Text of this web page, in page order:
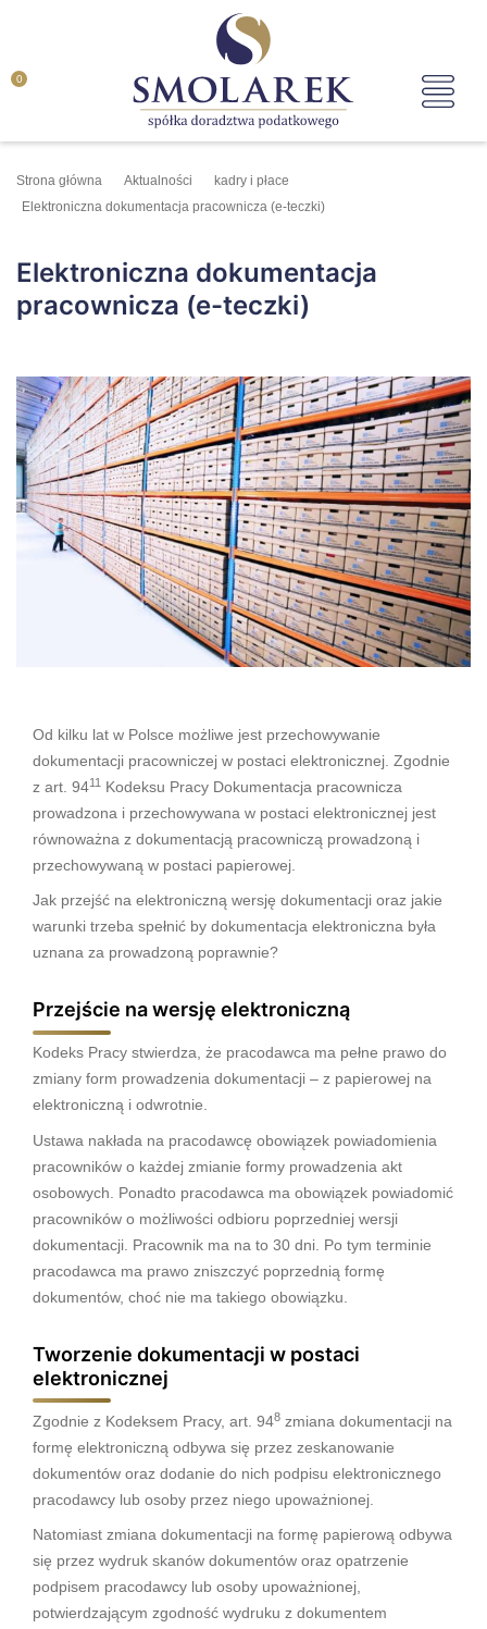
0
Strona główna Aktualności
kadry i płace
Elektroniczna dokumentacja pracownicza (e-teczki)
Elektroniczna dokumentacja
pracownicza (e-teczki)
Od kilku lat w Polsce możliwe jest przechowywanie
dokumentacji pracowniczej w postaci elektronicznej. Zgodnie
z art. 9411 Kodeksu Pracy Dokumentacja pracownicza
prowadzona i przechowywana w postaci elektronicznej jest
równoważna z dokumentacją pracowniczą prowadzoną i
przechowywaną w postaci papierowej.
Jak przejść na elektroniczną wersję dokumentacji oraz jakie
warunki trzeba spełnić by dokumentacja elektroniczna była
uznana za prowadzoną poprawnie?
Przejście na wersję elektroniczną
Kodeks Pracy stwierdza, że pracodawca ma pełne prawo do
zmiany form prowadzenia dokumentacji – z papierowej na
elektroniczną i odwrotnie.
Ustawa nakłada na pracodawcę obowiązek powiadomienia
pracowników o każdej zmianie formy prowadzenia akt
osobowych. Ponadto pracodawca ma obowiązek powiadomić
pracowników o możliwości odbioru poprzedniej wersji
dokumentacji. Pracownik ma na to 30 dni. Po tym terminie
pracodawca ma prawo zniszczyć poprzednią formę
dokumentów, choć nie ma takiego obowiązku.
Tworzenie dokumentacji w postaci
elektronicznej
Zgodnie z Kodeksem Pracy, art. 948 zmiana dokumentacji na
formę elektroniczną odbywa się przez zeskanowanie
dokumentów oraz dodanie do nich podpisu elektronicznego
pracodawcy lub osoby przez niego upoważnionej.
Natomiast zmiana dokumentacji na formę papierową odbywa
się przez wydruk skanów dokumentów oraz opatrzenie
podpisem pracodawcy lub osoby upoważnionej,
potwierdzającym zgodność wydruku z dokumentem